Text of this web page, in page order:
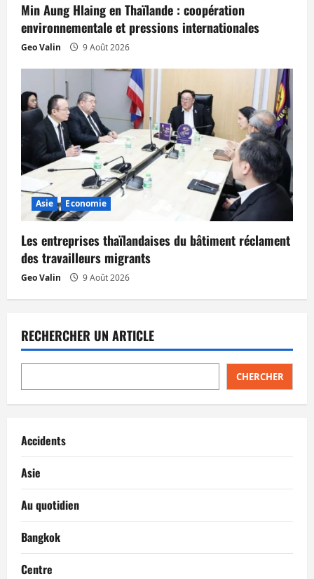
Min Aung Hlaing en Thaïlande : coopération
environnementale et pressions internationales
Geo Valin 9 Août 2026
Asie Economie
Les entreprises thaïlandaises du bâtiment réclament
des travailleurs migrants
Geo Valin 9 Août 2026
RECHERCHER UN ARTICLE
CHERCHER
Accidents
Asie
Au quotidien
Bangkok
Centre